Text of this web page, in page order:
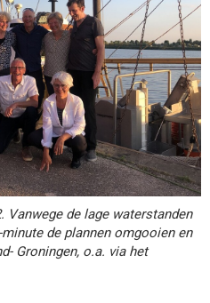
Vanwege de lage waterstanden
de plannen omgooien en
Groningen, o.a. via het